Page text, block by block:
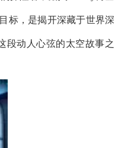
标，是揭开深藏于世界深
段动人心弦的太空故事之